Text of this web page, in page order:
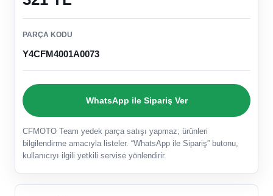
PARÇA KODU
Y4CFM4001A0073
WhatsApp ile Sipariş Ver
CFMOTO Team yedek parça satışı yapmaz; ürünleri
bilgilendirme amacıyla listeler. “WhatsApp ile Sipariş” butonu,
kullanıcıyı ilgili yetkili servise yönlendirir.